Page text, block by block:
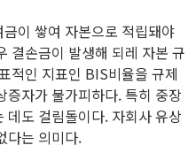
이 쌓여 자본으로 적립돼야
결손금이 발생해 되레 자본 규
적인 지표인 BIS비율을 규제
증자가 불가피하다. 특히 중장
데도 걸림돌이다. 자회사 유상
다는 의미다.